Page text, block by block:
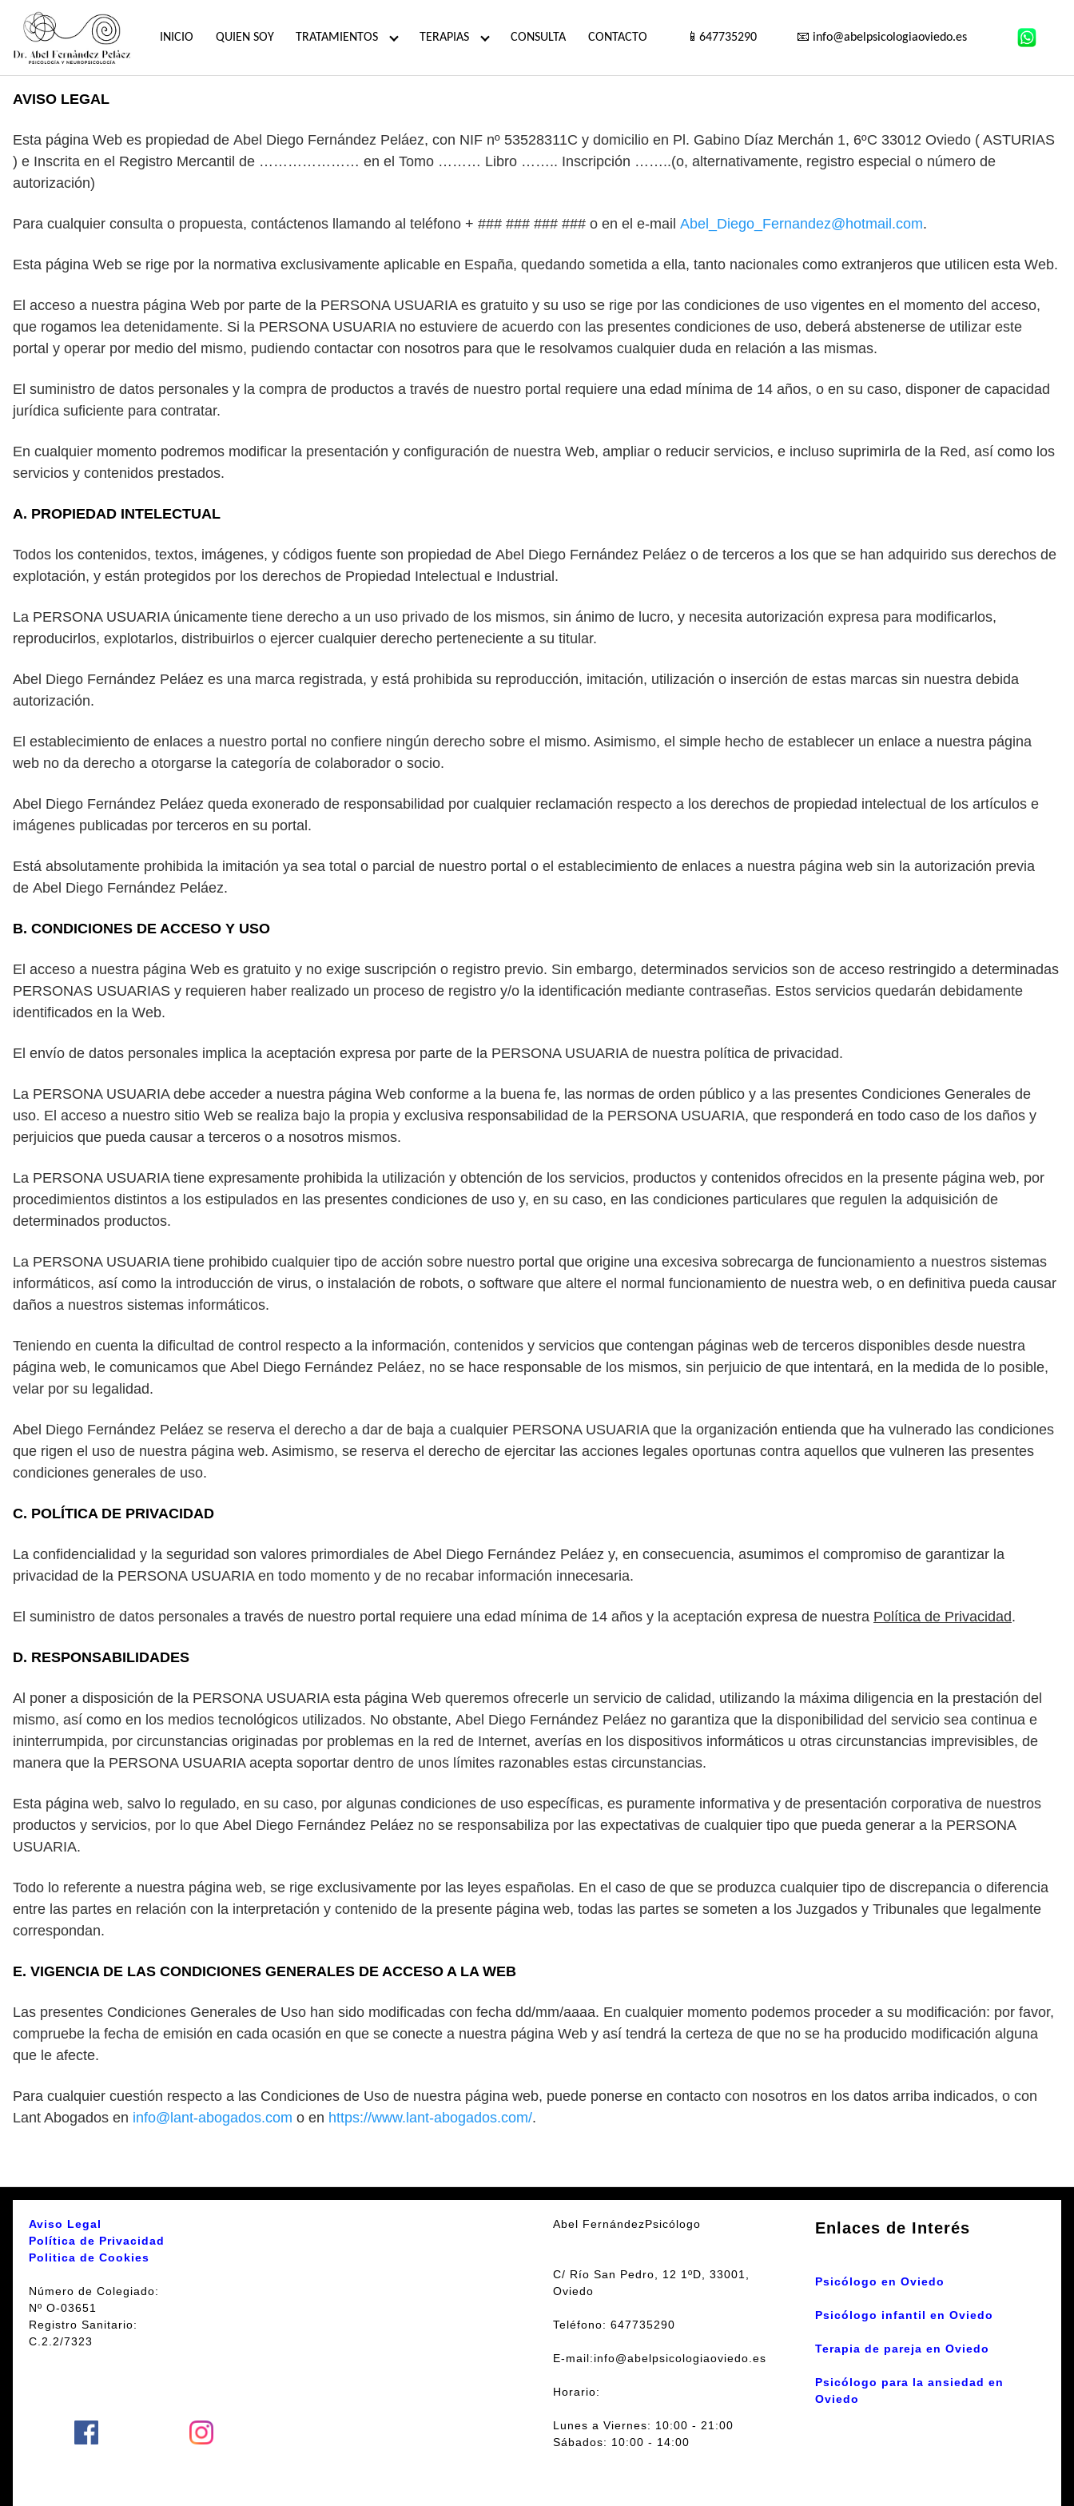
contenido
INICIO QUIEN SOY TRATAMIENTOS TERAPIAS CONSULTA CONTACTO 📱647735290 📧 info@abelpsicologiaoviedo.es
AVISO LEGAL
Esta página Web es propiedad de Abel Diego Fernández Peláez, con NIF nº 53528311C y domicilio en Pl. Gabino Díaz Merchán 1, 6ºC 33012 Oviedo ( ASTURIAS
) e Inscrita en el Registro Mercantil de ………………… en el Tomo ……… Libro …….. Inscripción ……..(o, alternativamente, registro especial o número de
autorización)
Para cualquier consulta o propuesta, contáctenos llamando al teléfono + ### ### ### ### o en el e-mail Abel_Diego_Fernandez@hotmail.com.
Esta página Web se rige por la normativa exclusivamente aplicable en España, quedando sometida a ella, tanto nacionales como extranjeros que utilicen esta Web.
El acceso a nuestra página Web por parte de la PERSONA USUARIA es gratuito y su uso se rige por las condiciones de uso vigentes en el momento del acceso,
que rogamos lea detenidamente. Si la PERSONA USUARIA no estuviere de acuerdo con las presentes condiciones de uso, deberá abstenerse de utilizar este
portal y operar por medio del mismo, pudiendo contactar con nosotros para que le resolvamos cualquier duda en relación a las mismas.
El suministro de datos personales y la compra de productos a través de nuestro portal requiere una edad mínima de 14 años, o en su caso, disponer de capacidad
jurídica suficiente para contratar.
En cualquier momento podremos modificar la presentación y configuración de nuestra Web, ampliar o reducir servicios, e incluso suprimirla de la Red, así como los
servicios y contenidos prestados.
A. PROPIEDAD INTELECTUAL
Todos los contenidos, textos, imágenes, y códigos fuente son propiedad de Abel Diego Fernández Peláez o de terceros a los que se han adquirido sus derechos de
explotación, y están protegidos por los derechos de Propiedad Intelectual e Industrial.
La PERSONA USUARIA únicamente tiene derecho a un uso privado de los mismos, sin ánimo de lucro, y necesita autorización expresa para modificarlos,
reproducirlos, explotarlos, distribuirlos o ejercer cualquier derecho perteneciente a su titular.
Abel Diego Fernández Peláez es una marca registrada, y está prohibida su reproducción, imitación, utilización o inserción de estas marcas sin nuestra debida
autorización.
El establecimiento de enlaces a nuestro portal no confiere ningún derecho sobre el mismo. Asimismo, el simple hecho de establecer un enlace a nuestra página
web no da derecho a otorgarse la categoría de colaborador o socio.
Abel Diego Fernández Peláez queda exonerado de responsabilidad por cualquier reclamación respecto a los derechos de propiedad intelectual de los artículos e
imágenes publicadas por terceros en su portal.
Está absolutamente prohibida la imitación ya sea total o parcial de nuestro portal o el establecimiento de enlaces a nuestra página web sin la autorización previa
de Abel Diego Fernández Peláez.
B. CONDICIONES DE ACCESO Y USO
El acceso a nuestra página Web es gratuito y no exige suscripción o registro previo. Sin embargo, determinados servicios son de acceso restringido a determinadas
PERSONAS USUARIAS y requieren haber realizado un proceso de registro y/o la identificación mediante contraseñas. Estos servicios quedarán debidamente
identificados en la Web.
El envío de datos personales implica la aceptación expresa por parte de la PERSONA USUARIA de nuestra política de privacidad.
La PERSONA USUARIA debe acceder a nuestra página Web conforme a la buena fe, las normas de orden público y a las presentes Condiciones Generales de
uso. El acceso a nuestro sitio Web se realiza bajo la propia y exclusiva responsabilidad de la PERSONA USUARIA, que responderá en todo caso de los daños y
perjuicios que pueda causar a terceros o a nosotros mismos.
La PERSONA USUARIA tiene expresamente prohibida la utilización y obtención de los servicios, productos y contenidos ofrecidos en la presente página web, por
procedimientos distintos a los estipulados en las presentes condiciones de uso y, en su caso, en las condiciones particulares que regulen la adquisición de
determinados productos.
La PERSONA USUARIA tiene prohibido cualquier tipo de acción sobre nuestro portal que origine una excesiva sobrecarga de funcionamiento a nuestros sistemas
informáticos, así como la introducción de virus, o instalación de robots, o software que altere el normal funcionamiento de nuestra web, o en definitiva pueda causar
daños a nuestros sistemas informáticos.
Teniendo en cuenta la dificultad de control respecto a la información, contenidos y servicios que contengan páginas web de terceros disponibles desde nuestra
página web, le comunicamos que Abel Diego Fernández Peláez, no se hace responsable de los mismos, sin perjuicio de que intentará, en la medida de lo posible,
velar por su legalidad.
Abel Diego Fernández Peláez se reserva el derecho a dar de baja a cualquier PERSONA USUARIA que la organización entienda que ha vulnerado las condiciones
que rigen el uso de nuestra página web. Asimismo, se reserva el derecho de ejercitar las acciones legales oportunas contra aquellos que vulneren las presentes
condiciones generales de uso.
C. POLÍTICA DE PRIVACIDAD
La confidencialidad y la seguridad son valores primordiales de Abel Diego Fernández Peláez y, en consecuencia, asumimos el compromiso de garantizar la
privacidad de la PERSONA USUARIA en todo momento y de no recabar información innecesaria.
El suministro de datos personales a través de nuestro portal requiere una edad mínima de 14 años y la aceptación expresa de nuestra Política de Privacidad.
D. RESPONSABILIDADES
Al poner a disposición de la PERSONA USUARIA esta página Web queremos ofrecerle un servicio de calidad, utilizando la máxima diligencia en la prestación del
mismo, así como en los medios tecnológicos utilizados. No obstante, Abel Diego Fernández Peláez no garantiza que la disponibilidad del servicio sea continua e
ininterrumpida, por circunstancias originadas por problemas en la red de Internet, averías en los dispositivos informáticos u otras circunstancias imprevisibles, de
manera que la PERSONA USUARIA acepta soportar dentro de unos límites razonables estas circunstancias.
Esta página web, salvo lo regulado, en su caso, por algunas condiciones de uso específicas, es puramente informativa y de presentación corporativa de nuestros
productos y servicios, por lo que Abel Diego Fernández Peláez no se responsabiliza por las expectativas de cualquier tipo que pueda generar a la PERSONA
USUARIA.
Todo lo referente a nuestra página web, se rige exclusivamente por las leyes españolas. En el caso de que se produzca cualquier tipo de discrepancia o diferencia
entre las partes en relación con la interpretación y contenido de la presente página web, todas las partes se someten a los Juzgados y Tribunales que legalmente
correspondan.
E. VIGENCIA DE LAS CONDICIONES GENERALES DE ACCESO A LA WEB
Las presentes Condiciones Generales de Uso han sido modificadas con fecha dd/mm/aaaa. En cualquier momento podemos proceder a su modificación: por favor,
compruebe la fecha de emisión en cada ocasión en que se conecte a nuestra página Web y así tendrá la certeza de que no se ha producido modificación alguna
que le afecte.
Para cualquier cuestión respecto a las Condiciones de Uso de nuestra página web, puede ponerse en contacto con nosotros en los datos arriba indicados, o con
Lant Abogados en info@lant-abogados.com o en https://www.lant-abogados.com/.
Aviso Legal
Política de Privacidad
Politica de Cookies
Número de Colegiado:
Nº O-03651
Registro Sanitario:
C.2.2/7323
Abel FernándezPsicólogo
C/ Río San Pedro, 12 1ºD, 33001,
Oviedo
Teléfono: 647735290
E-mail:info@abelpsicologiaoviedo.es
Horario:
Lunes a Viernes: 10:00 - 21:00
Sábados: 10:00 - 14:00
Enlaces de Interés
Psicólogo en Oviedo
Psicólogo infantil en Oviedo
Terapia de pareja en Oviedo
Psicólogo para la ansiedad en
Oviedo